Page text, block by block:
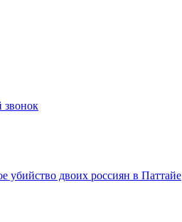
звонок
убийство двоих россиян в Паттайе